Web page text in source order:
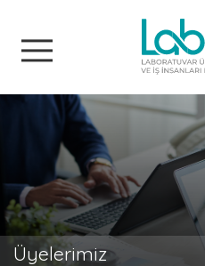
Üyelerimiz